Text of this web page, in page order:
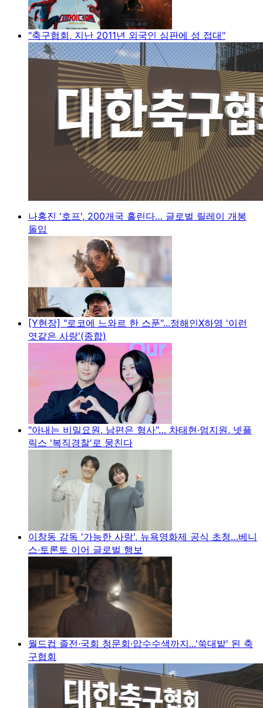
"축구협회, 지난 2011년 외국인 심판에 성 접대"
나홍진 '호프', 200개국 홀린다… 글로벌 릴레이 개봉
돌입
[Y현장] "로코에 느와르 한 스푼"...정해인X하영 '이런
엿같은 사랑'(종합)
"아내는 비밀요원, 남편은 형사"… 차태현·엄지원, 넷플
릭스 '복직경찰'로 뭉친다
이창동 감독 '가능한 사랑', 뉴욕영화제 공식 초청…베니
스·토론토 이어 글로벌 행보
월드컵 졸전·국회 청문회·압수수색까지...'쑥대밭' 된 축
구협회